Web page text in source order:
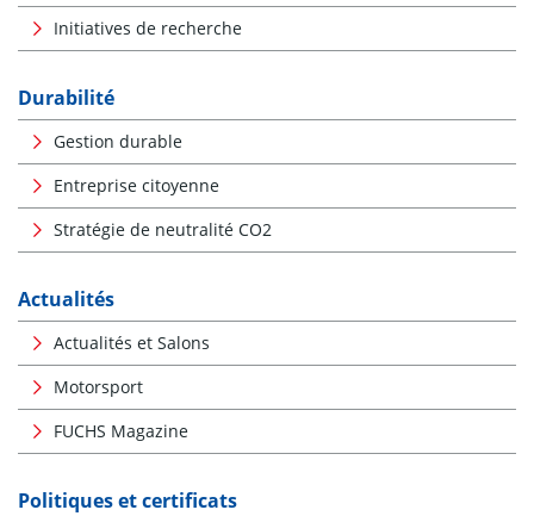
Initiatives de recherche
Durabilité
Gestion durable
Entreprise citoyenne
Stratégie de neutralité CO2
Actualités
Actualités et Salons
Motorsport
FUCHS Magazine
Politiques et certificats